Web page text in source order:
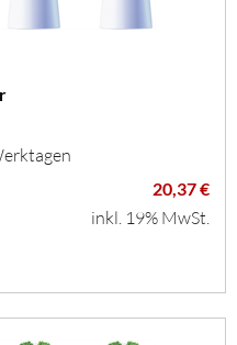
20,37 €
inkl. 19% MwSt.